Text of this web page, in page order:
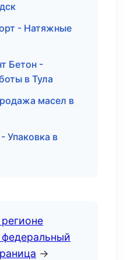
- Натяжные
Бетон -
в Тула
масел в
Упаковка в
→